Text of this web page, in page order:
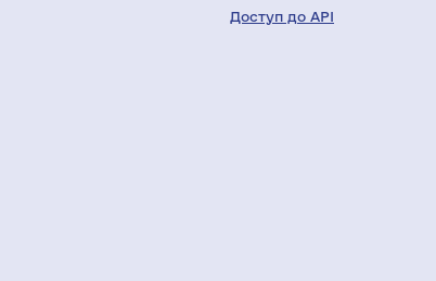
Доступ до API